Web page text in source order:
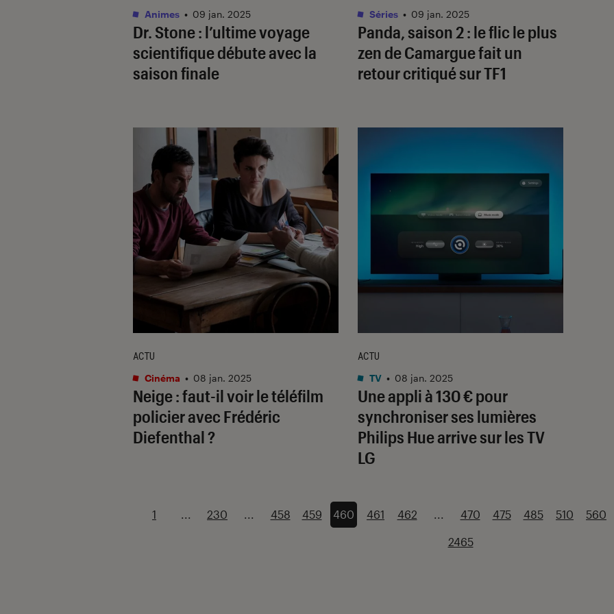
Dr. Stone: l’ultime voyage
scientifique débute avec la
saison finale
Animes • 09 jan. 2025
Panda, saison 2 : le flic le plus
zen de Camargue fait un
retour critiqué sur TF1
Séries • 09 jan. 2025
Neige: faut-il voir le téléfilm
policier avec Frédéric
Diefenthal ?
ACTU
Cinéma • 08 jan. 2025
Une appli à 130 € pour
synchroniser ses lumières
Philips Hue arrive sur les TV
LG
ACTU
TV • 08 jan. 2025
1 ... 230 ... 458 459 460 461 462 ... 470 475 485 510 560
2465